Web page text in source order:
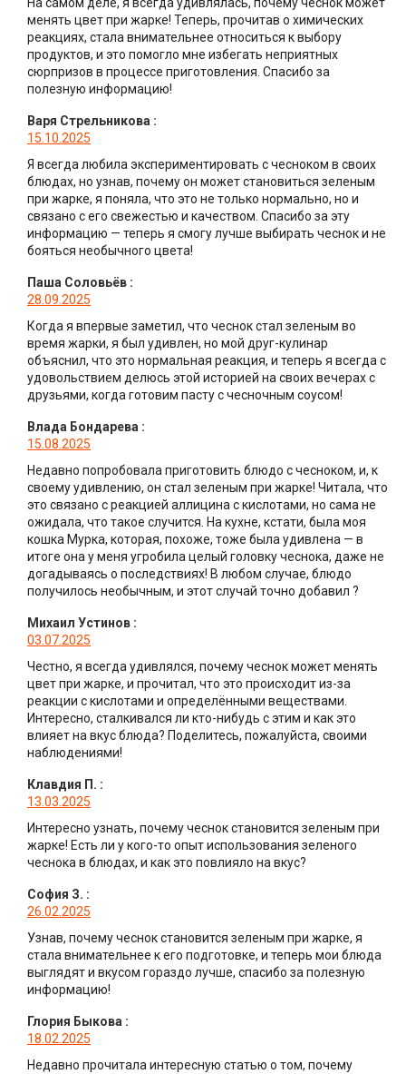
менять цвет при жарке! Теперь, прочитав о химических
реакциях, стала внимательнее относиться к выбору
продуктов, и это помогло мне избегать неприятных
сюрпризов в процессе приготовления. Спасибо за
полезную информацию!
Варя Стрельникова :
15.10.2025
Я всегда любила экспериментировать с чесноком в своих
блюдах, но узнав, почему он может становиться зеленым
при жарке, я поняла, что это не только нормально, но и
связано с его свежестью и качеством. Спасибо за эту
информацию — теперь я смогу лучше выбирать чеснок и не
бояться необычного цвета!
Паша Соловьёв :
28.09.2025
Когда я впервые заметил, что чеснок стал зеленым во
время жарки, я был удивлен, но мой друг-кулинар
объяснил, что это нормальная реакция, и теперь я всегда с
удовольствием делюсь этой историей на своих вечерах с
друзьями, когда готовим пасту с чесночным соусом!
Влада Бондарева :
15.08.2025
Недавно попробовала приготовить блюдо с чесноком, и, к
своему удивлению, он стал зеленым при жарке! Читала, что
это связано с реакцией аллицина с кислотами, но сама не
ожидала, что такое случится. На кухне, кстати, была моя
кошка Мурка, которая, похоже, тоже была удивлена — в
итоге она у меня угробила целый головку чеснока, даже не
догадываясь о последствиях! В любом случае, блюдо
получилось необычным, и этот случай точно добавил ?
Михаил Устинов :
03.07.2025
Честно, я всегда удивлялся, почему чеснок может менять
цвет при жарке, и прочитал, что это происходит из-за
реакции с кислотами и определёнными веществами.
Интересно, сталкивался ли кто-нибудь с этим и как это
влияет на вкус блюда? Поделитесь, пожалуйста, своими
наблюдениями!
Клавдия П. :
13.03.2025
Интересно узнать, почему чеснок становится зеленым при
жарке! Есть ли у кого-то опыт использования зеленого
чеснока в блюдах, и как это повлияло на вкус?
София З. :
26.02.2025
Узнав, почему чеснок становится зеленым при жарке, я
стала внимательнее к его подготовке, и теперь мои блюда
выглядят и вкусом гораздо лучше, спасибо за полезную
информацию!
Глория Быкова :
18.02.2025
Недавно прочитала интересную статью о том, почему